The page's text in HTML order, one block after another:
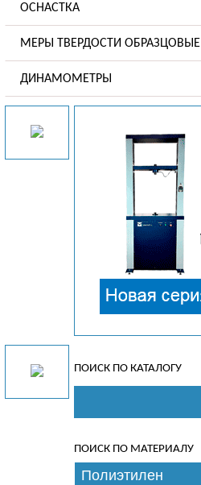
ОСНАСТКА
МЕРЫ ТВЕРДОСТИ ОБРАЗЦОВЫЕ
ДИНАМОМЕТРЫ
ПОИСК ПО КАТАЛОГУ
ПОИСК ПО МАТЕРИАЛУ